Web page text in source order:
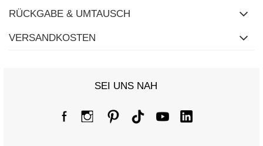
RÜCKGABE & UMTAUSCH
VERSANDKOSTEN
SEI UNS NAH